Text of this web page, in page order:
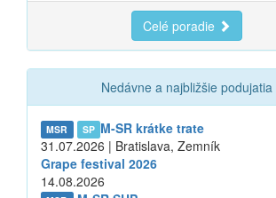
Celé poradie
Nedávne a najbližšie podujatia
MSR SP M-SR krátke trate
31.07.2026 | Bratislava, Zemník
Grape festival 2026
14.08.2026